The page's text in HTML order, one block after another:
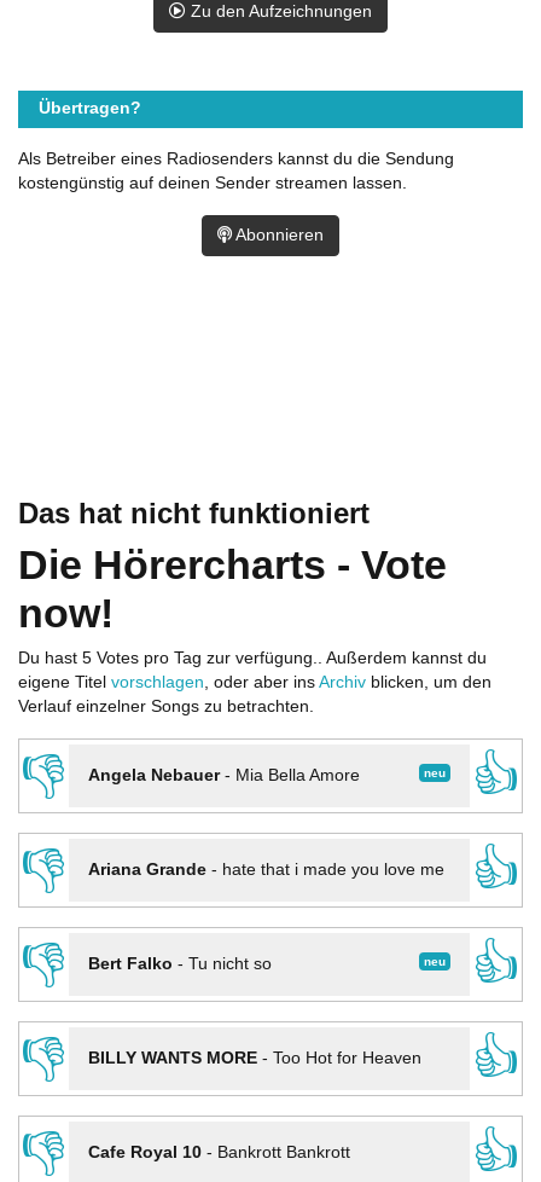
Das hat nicht funktioniert
Die Hörercharts - Vote
now!
Du hast 5 Votes pro Tag zur verfügung.. Außerdem kannst du
eigene Titel vorschlagen, oder aber ins Archiv blicken, um den
Verlauf einzelner Songs zu betrachten.
👎 neu
Angela Nebauer- Mia Bella Amore
👍
👎
Ariana Grande- hate that i made you love me
👍
👎
neu
Bert Falko - Tu nicht so
👍
👎
BILLY WANTS MORE- Too Hot for Heaven
👍
👎
Cafe Royal 10- Bankrott Bankrott
👍
Zu den Aufzeichnungen
Übertragen?
Als Betreiber eines Radiosenders kannst du die Sendung
kostengünstig auf deinen Sender streamen lassen.
Abonnieren